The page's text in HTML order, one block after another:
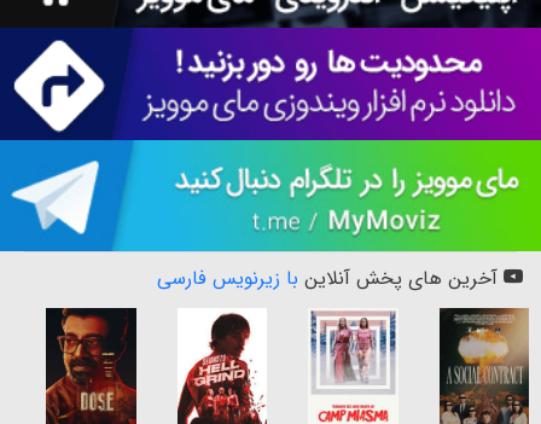
آخرین های پخش آنلاین با زیرنویس فارسی